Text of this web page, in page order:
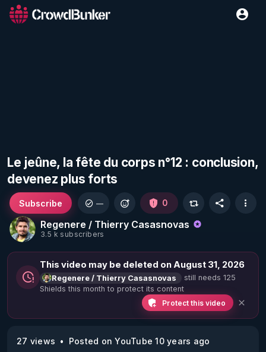
Le jeûne, la fête du corps n°12 : conclusion,
devenez plus forts
Regenere / Thierry Casasnovas
3.5 k subscribers
Subscribe — 0
This video may be deleted on August 31, 2026
Regenere / Thierry Casasnovas
still needs 125
Shields this month to protect its content
Protect this video
27 views
Posted on YouTube 10 years ago